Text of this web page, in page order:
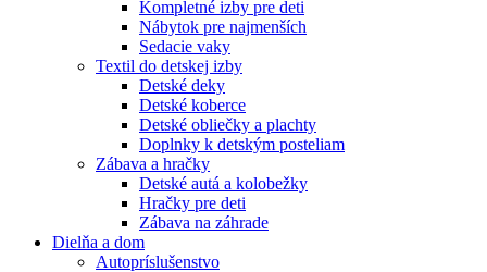
Kompletné izby pre deti
Nábytok pre najmenších
Sedacie vaky
Textil do detskej izby
Detské deky
Detské koberce
Detské obliečky a plachty
Doplnky k detským posteliam
Zábava a hračky
Detské autá a kolobežky
Hračky pre deti
Zábava na záhrade
Dielňa a dom
Autopríslušenstvo